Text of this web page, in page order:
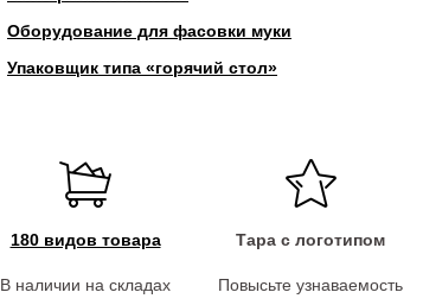
Оборудование для фасовки муки
Упаковщик типа «горячий стол»
180 видов товара
В наличии на складах
Тара с логотипом
Повысьте узнаваемость